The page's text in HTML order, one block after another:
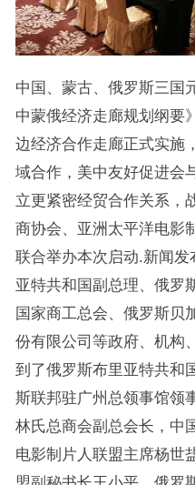
中国、蒙古、俄罗斯三国
中蒙俄经济走廊规划纲要
边经济合作走廊正式实施
域合作，美中友好促进会
立更紧密经贸合作关系，
商协会、亚洲太平洋电影
联合举办本次启动.新闻
亚特共和国副总理、俄罗
国家商工总会、俄罗斯贝
份有限公司等政府、机构
到了俄罗斯布里亚特共和
斯联邦驻广州总领事馆领
林氏总商会副总会长，中
电影制片人联盟主席杨世